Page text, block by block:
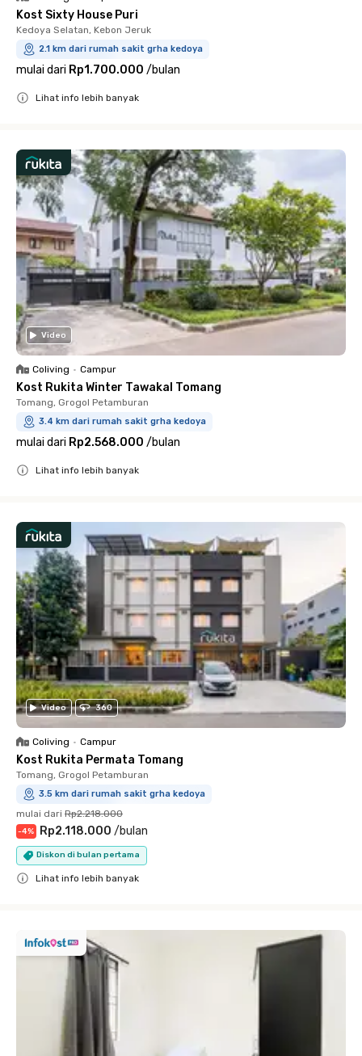
Kost Sixty House Puri
Kedoya Selatan, Kebon Jeruk
2.1 km dari rumah sakit grha kedoya
mulai dari Rp1.700.000 /bulan
Lihat info lebih banyak
Video
Coliving • Campur
Kost Rukita Winter Tawakal Tomang
Tomang, Grogol Petamburan
3.4 km dari rumah sakit grha kedoya
mulai dari Rp2.568.000 /bulan
Lihat info lebih banyak
Video 360
Coliving • Campur
Kost Rukita Permata Tomang
Tomang, Grogol Petamburan
3.5 km dari rumah sakit grha kedoya
mulai dari Rp2.218.000
-4% Rp2.118.000 /bulan
Diskon di bulan pertama
Lihat info lebih banyak